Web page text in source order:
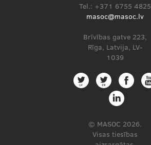
© MASOC 2026.
Visas tiesības
Brīvības gatve 223,
Rīga, Latvija, LV-
1039
Tel.: +371 6755 4825
masoc@masoc.lv